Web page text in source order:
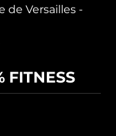
de Versailles -
FITNESS